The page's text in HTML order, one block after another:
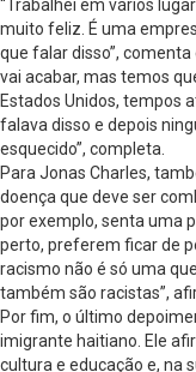
“Trabalhei em vários
muito feliz. É uma
que falar disso”, comenta
vai acabar, mas temos
Estados Unidos, tempos
falava disso e depois
esquecido”, completa.
Para Jonas Charles,
doença que deve ser
por exemplo, senta uma
perto, preferem ficar de
racismo não é só uma
também são racistas”,
Por fim, o último
imigrante haitiano. Ele
cultura e educação e, na